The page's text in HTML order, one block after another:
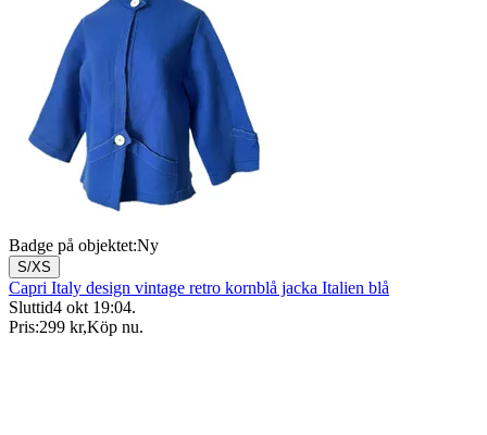
Badge på objektet:Ny
S/XS
Capri Italy design vintage retro kornblå jacka Italien blå
Sluttid4 okt 19:04.
Pris:299 kr,Köp nu.